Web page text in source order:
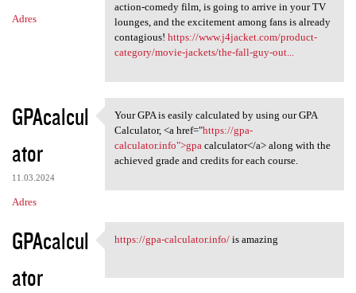
Adres
action-comedy film, is going to arrive in your TV
lounges, and the excitement among fans is already
contagious! https://www.j4jacket.com/product-
category/movie-jackets/the-fall-guy-out...
GPAcalcul
ator
11.03.2024
Adres
Your GPA is easily calculated
Your GPA is easily calculated by using our GPA
Calculator, <a href="https://gpa-
calculator.info">gpacalculator</a> along with the
achieved grade and credits for each course.
GPAcalcul
ator
https://gpa-calculator.info/
https://gpa-calculator.info/is amazing